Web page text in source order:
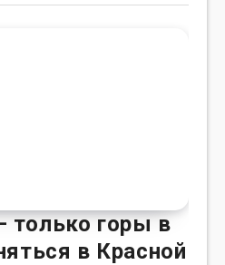
только горы в
в Красной